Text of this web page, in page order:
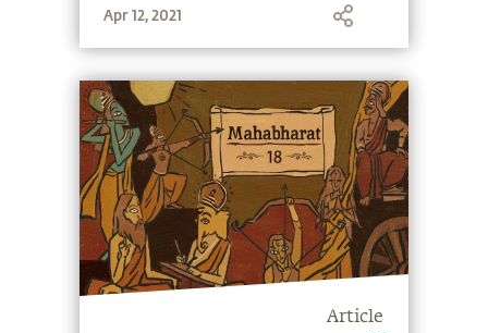
Apr 12, 2021
Article